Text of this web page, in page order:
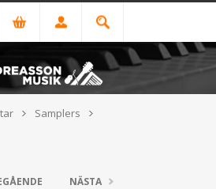
Samplers
NÄSTA